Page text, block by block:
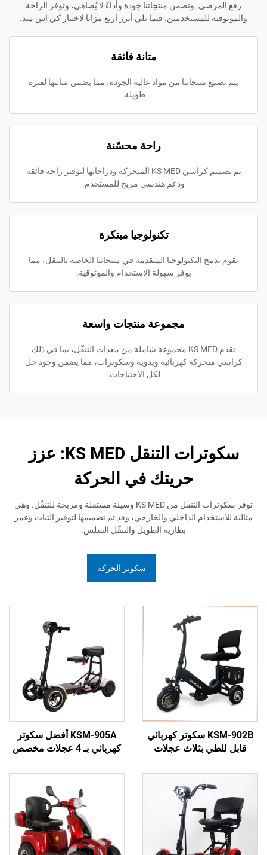
وتضمن منتجاتنا جودة وأداءً لا يُضاهى، وتوفر الراحة
للمستخدمين. فيما يلي أبرز أربع مزايا لاختيار كي إس ميد.
منتجاتنا من مواد عالية الجودة، مما يضمن متانتها لفترة
راحة محسّنة
تم تصميم كراسي KS MED المتحركة ودراجاتها لتوفير راحة فائقة
ودعم هندسي مريح للمستخدم.
تكنولوجيا مبتكرة
التكنولوجيا المتقدمة في منتجاتنا الخاصة بالتنقل، مما
يوفر سهولة الاستخدام والموثوقية.
مجموعة منتجات واسعة
تقدم KS MED مجموعة شاملة من معدات التنقّل، بما في ذلك
كهربائية ويدوية وسكوترات، مما يضمن وجود حل
لكل الاحتياجات.
سكوترات التنقل KS MED: عزز
حريتك في الحركة
توفر سكوترات التنقل من KS MED وسيلة مستقلة ومريحة للتنقّل. وهي
الداخلي والخارجي، وقد تم تصميمها لتوفير الثبات وعمر
بطارية الطويل والتنقّل السلس.
KSM-902B سكوتر كهربائي
بثلاث عجلات
سكوتر ثلاثي
للأشخاص ذوي
الخاصة
KSM-905A أفضل سكوتر
كهربائي بـ 4 عجلات مخصص
بطارية ليثيوم